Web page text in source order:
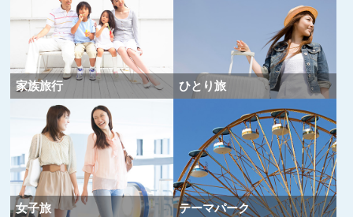
家族旅行 ひとり旅
女子旅 テーマパーク